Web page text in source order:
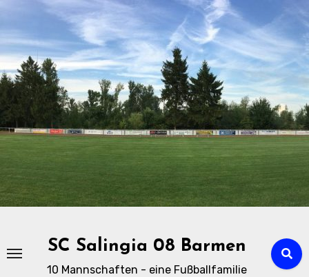
Zu
Inhalten
springen
SC Salingia 08 Barmen
10 Mannschaften - eine Fußballfamilie